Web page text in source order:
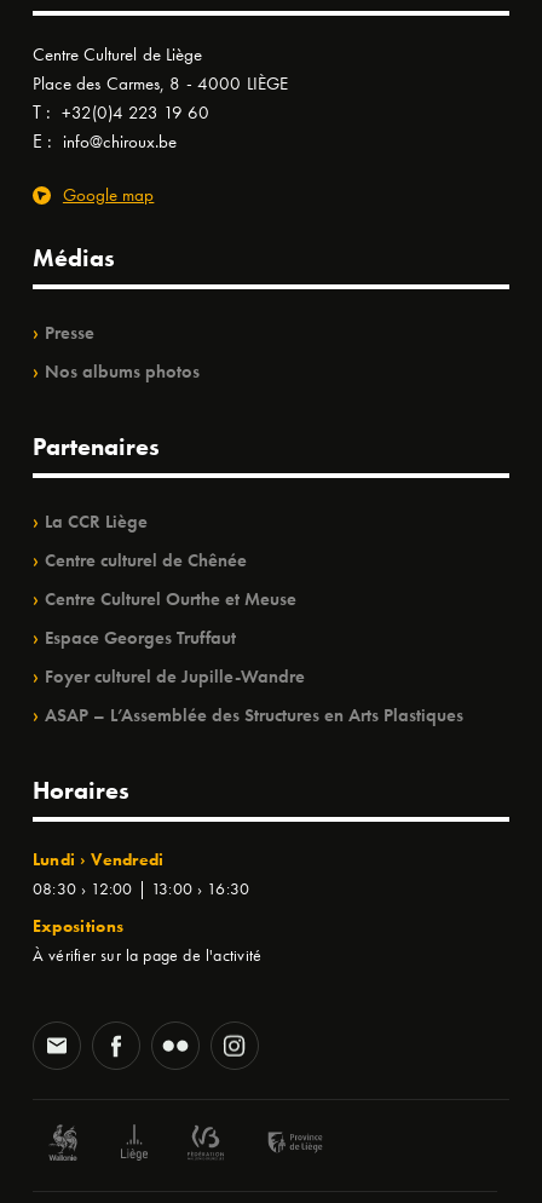
Centre Culturel de Liège
Place des Carmes, 8 - 4000 LIÈGE
T : +32(0)4 223 19 60
E : info@chiroux.be
Google map
Médias
Presse
Nos albums photos
Partenaires
La CCR Liège
Centre culturel de Chênée
Centre Culturel Ourthe et Meuse
Espace Georges Truffaut
Foyer culturel de Jupille-Wandre
ASAP – L’Assemblée des Structures en Arts Plastiques
Horaires
Lundi › Vendredi
08:30 › 12:00 | 13:00 › 16:30
Expositions
À vérifier sur la page de l'activité